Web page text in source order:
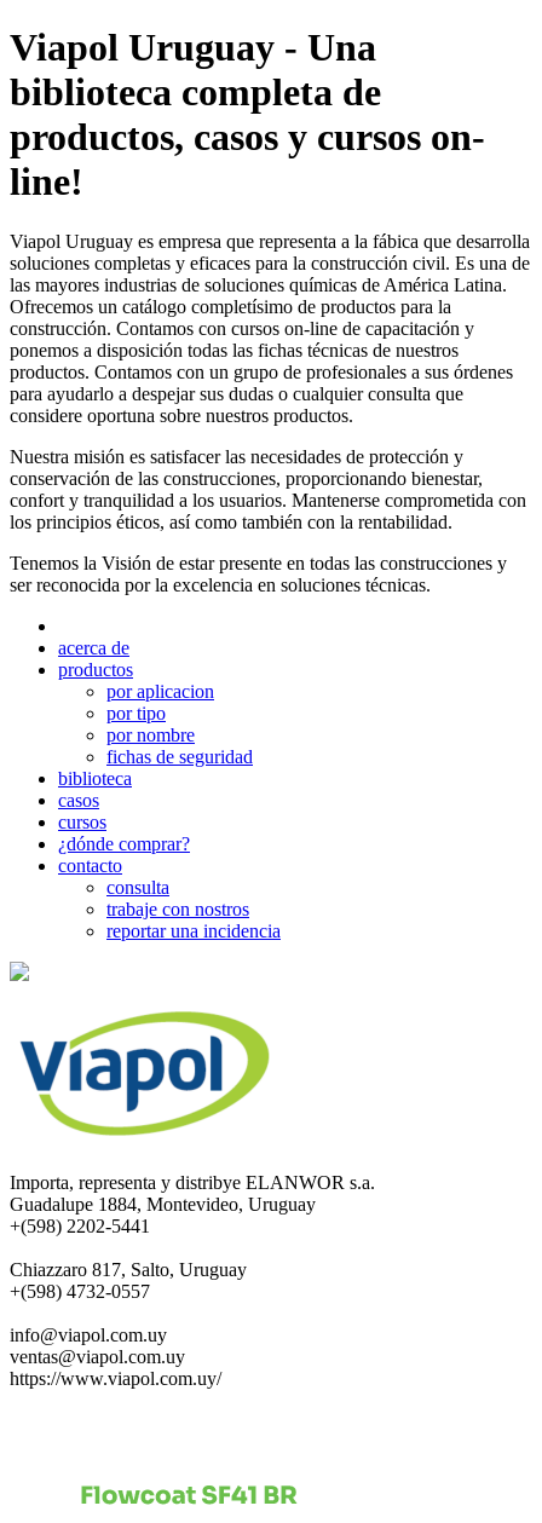
Viapol Uruguay - Una
biblioteca completa de
productos, casos y cursos on-
line!
Viapol Uruguay es empresa que representa a la fábica que desarrolla
soluciones completas y eficaces para la construcción civil. Es una de
las mayores industrias de soluciones químicas de América Latina.
Ofrecemos un catálogo completísimo de productos para la
construcción. Contamos con cursos on-line de capacitación y
ponemos a disposición todas las fichas técnicas de nuestros
productos. Contamos con un grupo de profesionales a sus órdenes
para ayudarlo a despejar sus dudas o cualquier consulta que
considere oportuna sobre nuestros productos.
Nuestra misión es satisfacer las necesidades de protección y
conservación de las construcciones, proporcionando bienestar,
confort y tranquilidad a los usuarios. Mantenerse comprometida con
los principios éticos, así como también con la rentabilidad.
Tenemos la Visión de estar presente en todas las construcciones y
ser reconocida por la excelencia en soluciones técnicas.
acerca de
productos
por aplicacion
por tipo
por nombre
fichas de seguridad
biblioteca
casos
cursos
¿dónde comprar?
contacto
consulta
trabaje con nostros
reportar una incidencia
Importa, representa y distribye ELANWOR s.a.
Guadalupe 1884, Montevideo, Uruguay
+(598) 2202-5441
Chiazzaro 817, Salto, Uruguay
+(598) 4732-0557
info@viapol.com.uy
ventas@viapol.com.uy
https://www.viapol.com.uy/